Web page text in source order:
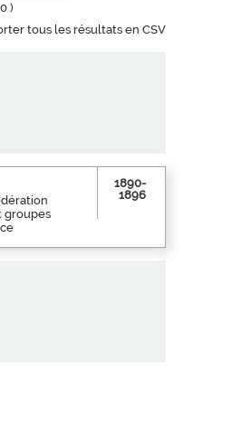
0 )
tous les résultats en CSV
groupes
1890-
1896